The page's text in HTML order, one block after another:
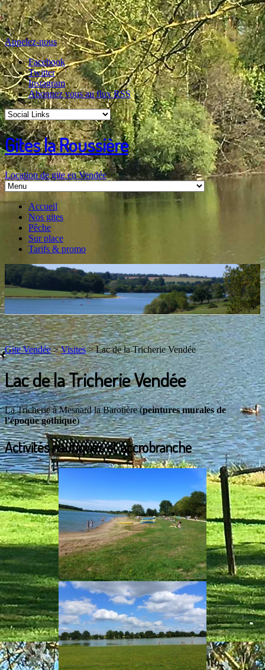
Appelez-nous
Facebook
Twitter
Instagram
Abonnez vous au flux RSS
Gites la Roussière
Location de gite en Vendée
Accueil
Nos gites
Pêche
Sur place
Tarifs & promo
Gite Vendée>Visites>Lac de la Tricherie Vendée
Lac de la Tricherie Vendée
La Tricherie à Mesnard la Barotière (peintures murales de
l’époque gothique)
Activités nautiques et accrobranche